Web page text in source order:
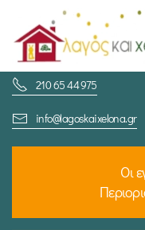
Skip
to
main
content
210 65 44 975
info@lagoskaixelona.gr
Οι